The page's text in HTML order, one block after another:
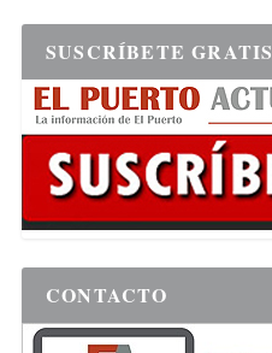
SUSCRÍBETE GRATIS
CONTACTO